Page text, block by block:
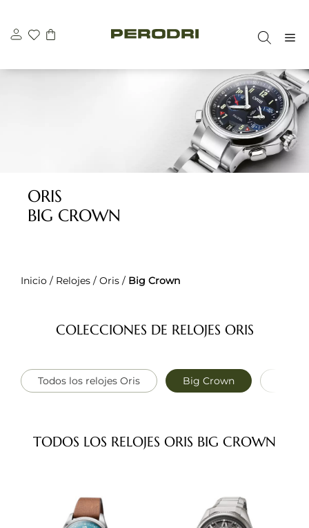
contenido
ORIS
BIG CROWN
Inicio / Relojes / Oris / Big Crown
COLECCIONES DE RELOJES ORIS
Todos los relojes Oris Big Crown
TODOS LOS RELOJES ORIS BIG CROWN